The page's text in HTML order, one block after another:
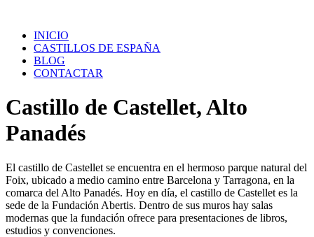
contenidoINICIO
CASTILLOS DE ESPAÑA
BLOG
CONTACTAR
Castillo de Castellet, Alto
Panadés
El castillo de Castellet se encuentra en el hermoso parque natural del
Foix, ubicado a medio camino entre Barcelona y Tarragona, en la
comarca del Alto Panadés. Hoy en día, el castillo de Castellet es la
sede de la Fundación Abertis. Dentro de sus muros hay salas
modernas que la fundación ofrece para presentaciones de libros,
estudios y convenciones.